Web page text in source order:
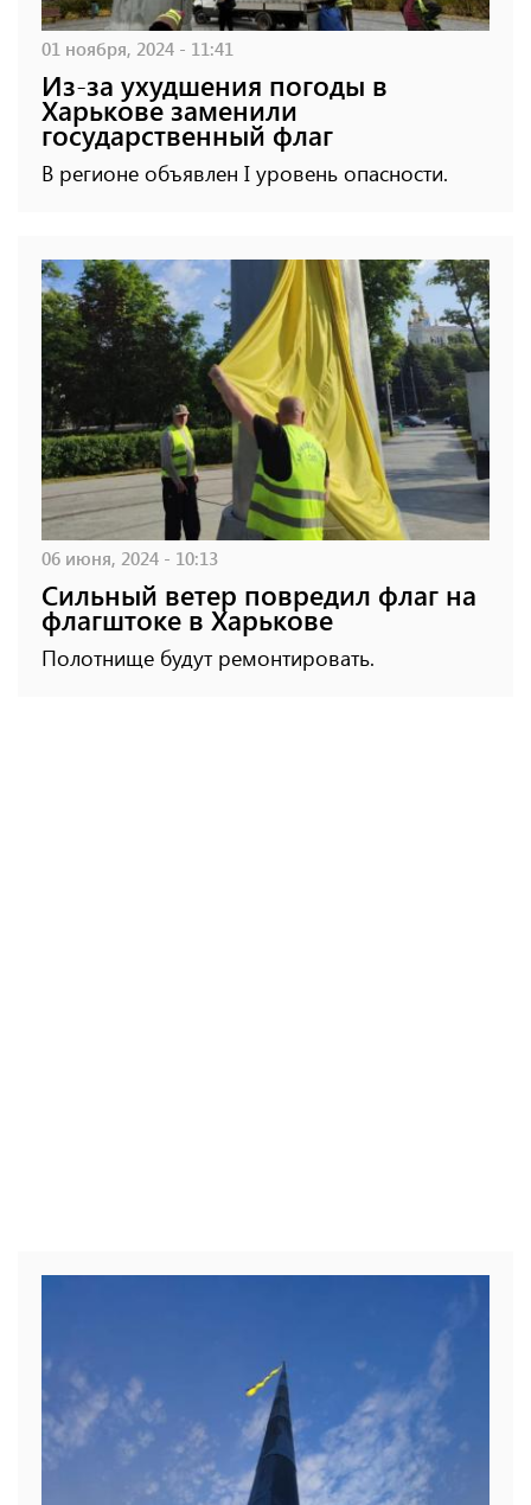
01 ноября, 2024 - 11:41
Из-за ухудшения погоды в
Харькове заменили
государственный флаг
В регионе объявлен I уровень опасности.
06 июня, 2024 - 10:13
Сильный ветер повредил флаг на
флагштоке в Харькове
Полотнище будут ремонтировать.